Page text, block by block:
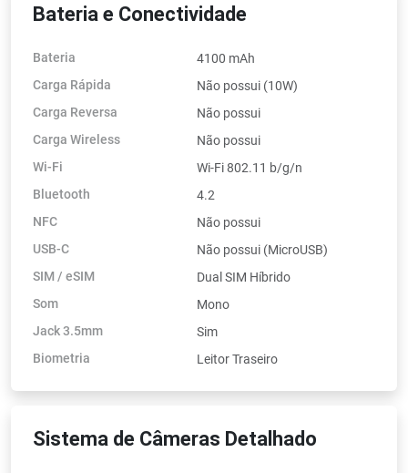
Bateria e Conectividade
Bateria
4100 mAh
Carga Rápida
Não possui (10W)
Carga Reversa
Não possui
Carga Wireless
Não possui
Wi-Fi
Wi-Fi 802.11 b/g/n
Bluetooth
4.2
NFC
Não possui
USB-C
Não possui (MicroUSB)
SIM / eSIM
Dual SIM Híbrido
Som
Mono
Jack 3.5mm
Sim
Biometria
Leitor Traseiro
Sistema de Câmeras Detalhado